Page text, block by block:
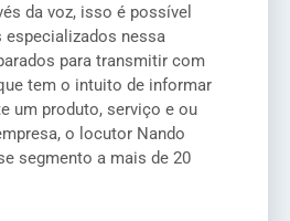
da voz, isso é possível
nessa
para transmitir com
tem o intuito de informar
um produto, serviço e ou
o locutor Nando
segmento a mais de 20